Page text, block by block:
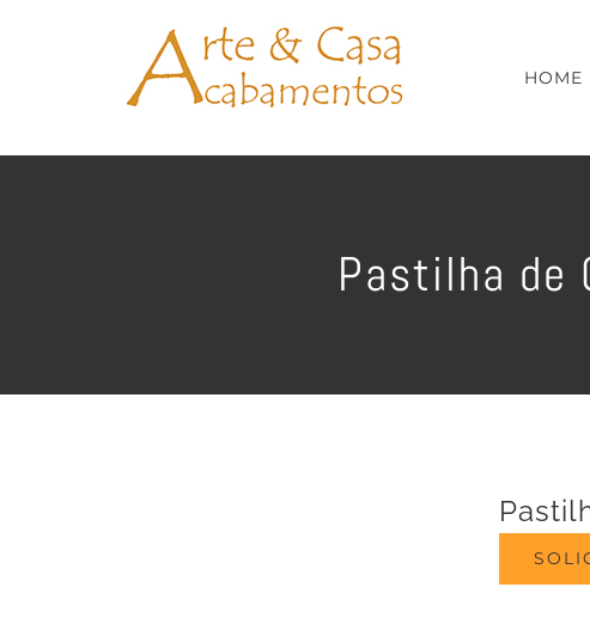
HOME
Pastilha de